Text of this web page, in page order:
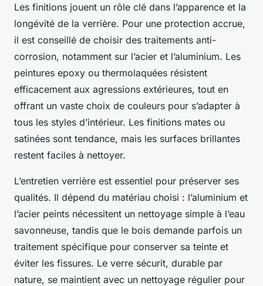
Les finitions jouent un rôle clé dans l’apparence et la
longévité de la verrière. Pour une protection accrue,
il est conseillé de choisir des traitements anti-
corrosion, notamment sur l’acier et l’aluminium. Les
peintures epoxy ou thermolaquées résistent
efficacement aux agressions extérieures, tout en
offrant un vaste choix de couleurs pour s’adapter à
tous les styles d’intérieur. Les finitions mates ou
satinées sont tendance, mais les surfaces brillantes
restent faciles à nettoyer.
L’entretien verrière est essentiel pour préserver ses
qualités. Il dépend du matériau choisi : l’aluminium et
l’acier peints nécessitent un nettoyage simple à l’eau
savonneuse, tandis que le bois demande parfois un
traitement spécifique pour conserver sa teinte et
éviter les fissures. Le verre sécurit, durable par
nature, se maintient avec un nettoyage régulier pour